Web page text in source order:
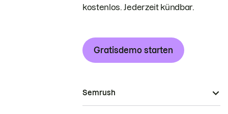
kostenlos. Jederzeit kündbar.
Gratisdemo starten
Semrush